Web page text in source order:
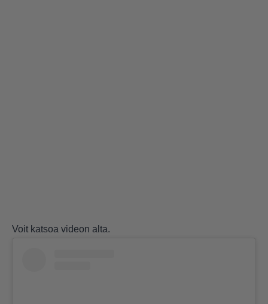
Voit katsoa videon alta.